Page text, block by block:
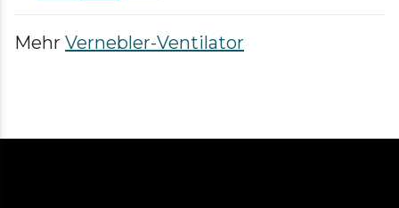
Mehr Vernebler-Ventilator